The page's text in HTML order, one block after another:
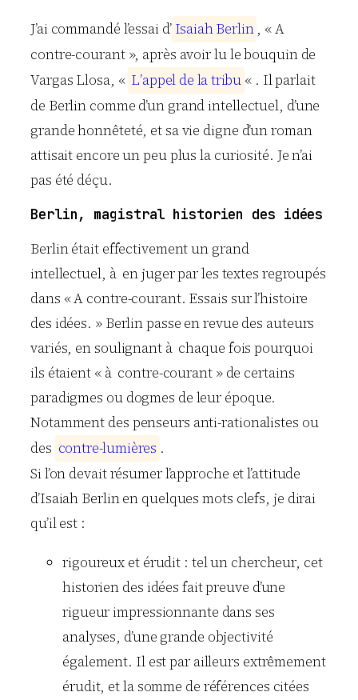
J’ai commandé l’essai d’ IsaiahBerlin , « A
contre-courant », après avoir lu le bouquin de
Vargas Llosa, « L’appel de latribu « . Il parlait
de Berlin comme d’un grand intellectuel, d’une
grande honnêteté, et sa vie digne d’un roman
attisait encore un peu plus la curiosité. Je n’ai
pas été déçu.
Berlin, magistral historien des idées
Berlin était effectivement un grand
intellectuel, à en juger par les textes regroupés
dans « A contre-courant. Essais sur l’histoire
des idées. » Berlin passe en revue des auteurs
variés, en soulignant à chaque fois pourquoi
ils étaient « à contre-courant » de certains
paradigmes ou dogmes de leur époque.
Notamment des penseurs anti-rationalistes ou
des contre-lumières .
Si l’on devait résumer l’approche et l’attitude
d’Isaiah Berlin en quelques mots clefs, je dirai
qu’il est :
rigoureux et érudit : tel un chercheur, cet
historien des idées fait preuve d’une
rigueur impressionnante dans ses
analyses, d’une grande objectivité
également. Il est par ailleurs extrêmement
érudit, et la somme de références citées